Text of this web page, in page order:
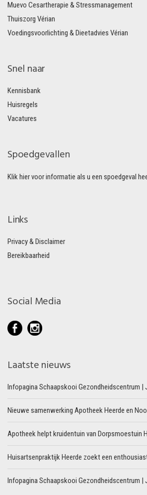
Muevo Cesartherapie & Stressmanagement
Thuiszorg Vérian
Voedingsvoorlichting & Dieetadvies Vérian
Snel naar
Kennisbank
Huisregels
Vacatures
Spoedgevallen
Klik hier voor informatie als u een spoedgeval
Links
Privacy & Disclaimer
Bereikbaarheid
Social Media
Laatste nieuws
Infopagina Schaapskooi Gezondheidscentrum |
Nieuwe samenwerking Apotheek Heerde en
Apotheek helpt kruidentuin van Dorpsmoestuin
Huisartsenpraktijk Heerde zoekt een
Infopagina Schaapskooi Gezondheidscentrum |